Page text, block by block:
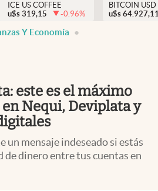
México
ICE US COFFEE
u$s 319,15 -0.96%
BITCOIN USD
u$s
Y Economía
este es el máximo
Nequi, Deviplata y
un mensaje indeseado si estás
de dinero entre tus cuentas en